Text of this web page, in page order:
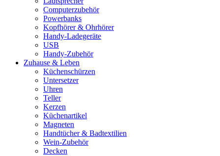
Computerzubehör
Powerbanks
Kopfhörer & Ohrhörer
Handy-Ladegeräte
USB
Handy-Zubehör
Zuhause & Leben
Küchenschürzen
Untersetzer
Uhren
Teller
Kerzen
Küchenartikel
Magneten
Handtücher & Badtextilien
Wein-Zubehör
Decken